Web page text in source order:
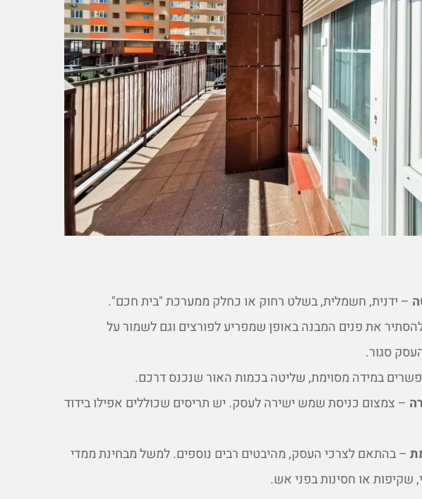
– ידנית, חשמלית, בשלט רחוק או כחלק ממערכת "בית חכם".
את פנים המבנה באופן שמפריע לפורצים וגם לשמור על
סגור.
במידה מסוימת, שליטה בכמות האור שנכנס דרכם.
– צמצום כניסת שמש ישירה לעסק. יש תריסים שכוללים אפילו בידוד
– בהתאם לצרכי העסק, מהיבטים רבים נוספים. למשל מבחינת ממדי
שקיפות או חסינות בפני אש.